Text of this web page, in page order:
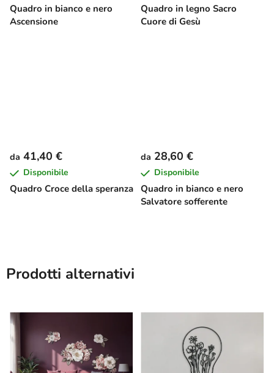
Quadro in bianco e nero
Ascensione
Quadro in legno Sacro
Cuore di Gesù
Quadro Croce della speranza
da 41,40 €
Disponibile
Quadro in bianco e nero
Salvatore sofferente
da 28,60 €
Disponibile
Prodotti alternativi